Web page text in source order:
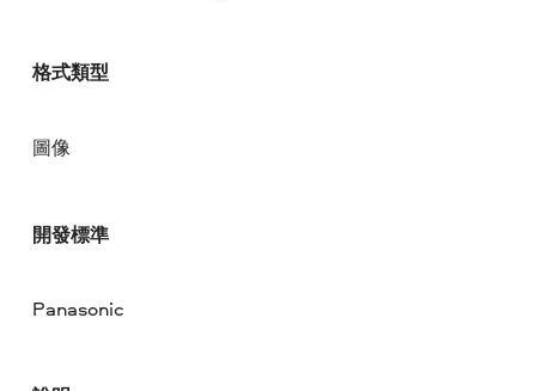
格式類型
圖像
開發標準
Panasonic